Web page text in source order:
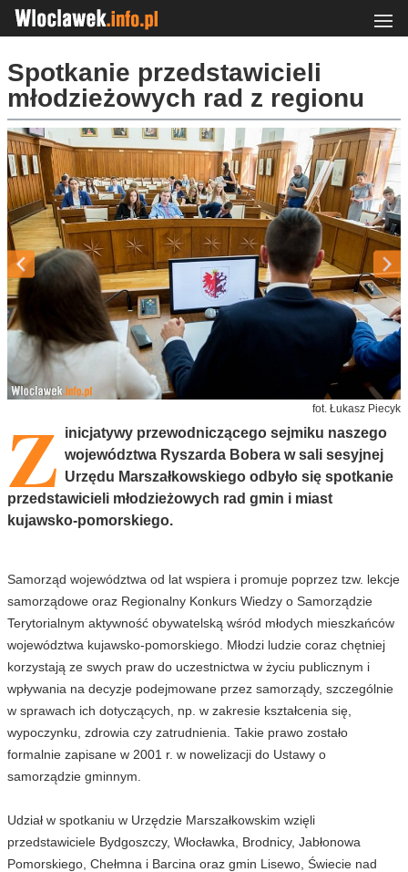
Spotkanie przedstawicieli
młodzieżowych rad z regionu
fot. Łukasz Piecyk
Z inicjatywy przewodniczącego sejmiku naszego
województwa Ryszarda Bobera w sali sesyjnej
Urzędu Marszałkowskiego odbyło się spotkanie
przedstawicieli młodzieżowych rad gmin i miast
kujawsko-pomorskiego.
Samorząd województwa od lat wspiera i promuje poprzez tzw. lekcje
samorządowe oraz Regionalny Konkurs Wiedzy o Samorządzie
Terytorialnym aktywność obywatelską wśród młodych mieszkańców
województwa kujawsko-pomorskiego. Młodzi ludzie coraz chętniej
korzystają ze swych praw do uczestnictwa w życiu publicznym i
wpływania na decyzje podejmowane przez samorządy, szczególnie
w sprawach ich dotyczących, np. w zakresie kształcenia się,
wypoczynku, zdrowia czy zatrudnienia. Takie prawo zostało
formalnie zapisane w 2001 r. w nowelizacji do Ustawy o
samorządzie gminnym.
Udział w spotkaniu w Urzędzie Marszałkowskim wzięli
przedstawiciele Bydgoszczy, Włocławka, Brodnicy, Jabłonowa
Pomorskiego, Chełmna i Barcina oraz gmin Lisewo, Świecie nad